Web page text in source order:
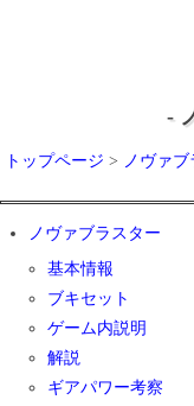
-
トップページ > ノヴァ
ノヴァブラスター
基本情報
ブキセット
ゲーム内説明
解説
ギアパワー考察